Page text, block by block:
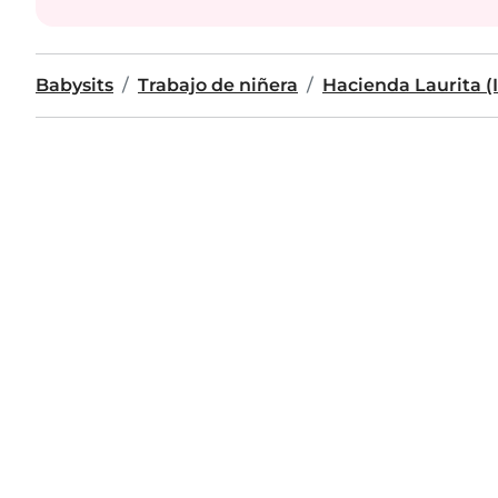
Babysits Trabajo de niñera Hacienda Laurita